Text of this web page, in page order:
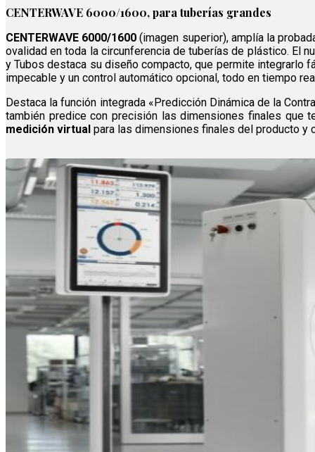
CENTERWAVE 6000/1600, para tuberías grandes
CENTERWAVE 6000/1600(imagen superior), amplía la
ovalidad en toda la circunferencia de tuberías de plástico. El
y Tubos destaca su diseño compacto, que permite integrarlo
impecable y un control automático opcional, todo en tiempo
Destaca la función integrada «Predicción Dinámica de la
también predice con precisión las dimensiones finales que
medición virtual para las dimensiones finales del producto y